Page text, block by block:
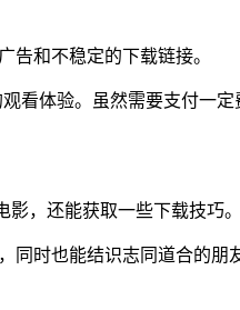
告和不稳定的下载链接。
看体验。虽然需要支付一
，还能获取一些下载技巧。
时也能结识志同道合的朋